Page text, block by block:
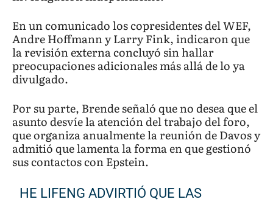
En un comunicado los copresidentes del WEF,
Andre Hoffmann y Larry Fink, indicaron que
la revisión externa concluyó sin hallar
preocupaciones adicionales más allá de lo ya
divulgado.
Por su parte, Brende señaló que no desea que el
asunto desvíe la atención del trabajo del foro,
que organiza anualmente la reunión de Davos y
admitió que lamenta la forma en que gestionó
sus contactos con Epstein.
HE LIFENG ADVIRTIÓ QUE LAS